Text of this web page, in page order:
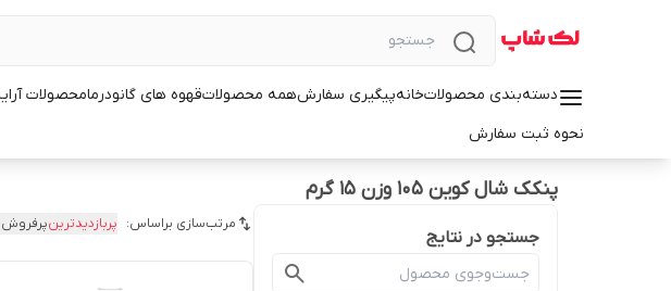
دسته‌بندی محصولاتخانهپیگیری سفارشهمه محصولاتقهوه های گانودرمامحصولات
نحوه ثبت سفارش
پنکک شال کوین 105 وزن 15 گرم
جستجو در نتایج
مرتب‌سازی براساس: پربازدیدترین